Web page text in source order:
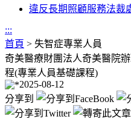
違反長期照顧服務法裁
:::
首頁 > 失智症專業人員
奇美醫療財團法人奇美醫院
程(專業人員基礎課程)
2025-08-12
分享到